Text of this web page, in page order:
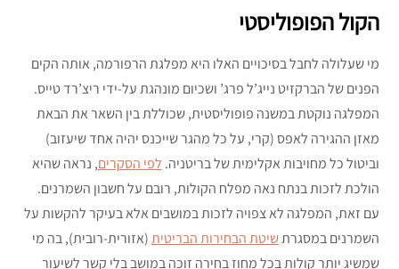
הקול הפופוליסטי
מי שעלולה לחבל בסיכויים האלו היא מפלגת הרפורמה, אותה הקים
הפנים של הברקזיט נייג’ל פרג’ ושכיום מונהגת על-ידי ריצ’רד טייס.
המפלגה נוקטת במשנה פופוליסטית, שכוללת בין השאר את הבאת
מאזן ההגירה לאפס (קרי, על כל מהגר שייכנס יהיה אחד שיעזוב)
וביטול כל מחויבות אקלימית של בריטניה. לפי הסקרים, נראה שהיא
הולכת לזכות בנתח נאה מפלח הקולות, רובם על חשבון השמרנים.
עם זאת, המפלגה לא צפויה לזכות במושבים אלא בעיקר להקשות על
השמרנים במסגרתשיטת הבחירות הבריטית(אזורית-רובית), בה מי
שמשיג יותר קולות בכל מחוז בחירה זוכה במושב בלי קשר לשיעור